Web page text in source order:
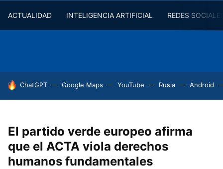
ACTUALIDAD INTELIGENCIA ARTIFICIAL REDES
HOY SE HABLA DE
ChatGPT Google Maps YouTube Rusia Android
El partido verde europeo afirma
que el ACTA viola derechos
humanos fundamentales